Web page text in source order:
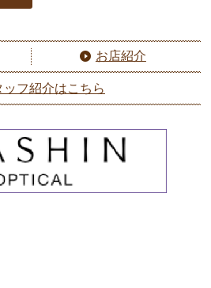
お店紹介
ッフ紹介はこちら